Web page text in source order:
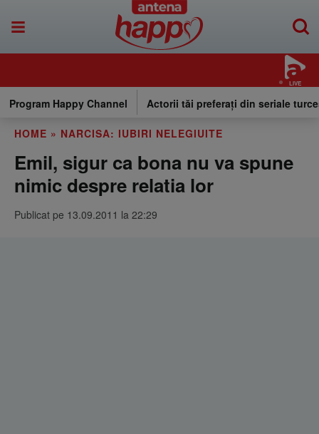
LIVE
Program Happy Channel Actorii tăi preferați din seriale
HOME » NARCISA: IUBIRI NELEGIUITE
Emil, sigur ca bona nu va spune
nimic despre relatia lor
Publicat pe 13.09.2011 la 22:29